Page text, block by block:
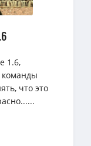
1.6,
команды
что это